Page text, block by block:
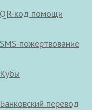
QR-код помощи
SMS-пожертвование
Кубы
Банковский перевод